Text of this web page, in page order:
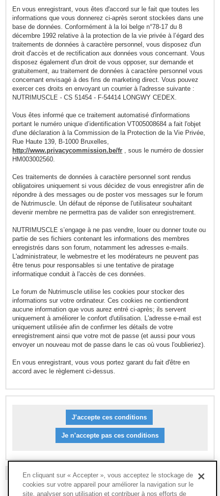
En vous enregistrant, vous êtes d'accord sur le fait que toutes les
informations que vous donnerez ci-après seront stockées dans une
base de données. Conformément à la loi belge n°78-17 du 8
décembre 1992 relative à la protection de la vie privée à l’égard des
traitements de données à caractère personnel, vous disposez d'un
droit d'accès et de rectification aux données vous concernant. Vous
disposez également d'un droit de vous opposer, sur demande et
gratuitement, au traitement de données à caractère personnel vous
concernant envisagé à des fins de marketing direct. Vous pouvez
exercer ces droits en envoyant un courrier à l'adresse suivante :
NUTRIMUSCLE - CS 51454 - F-54414 LONGWY CEDEX.
Vous êtes informé que ce traitement automatisé d'informations
portant le numéro unique d’identification VT005008684 a fait l'objet
d'une déclaration à la Commission de la Protection de la Vie Privée,
Rue Haute 139, B-1000 Bruxelles,
http://www.privacycommission.be/fr , sous le numéro de dossier
HM003002560.
Ces traitements de données à caractère personnel sont rendus
obligatoires uniquement si vous décidez de vous enregistrer afin de
répondre à des messages ou de poster vos messages sur le forum
de Nutrimuscle. Un défaut de réponse de l'utilisateur souhaitant
devenir membre ne permettra pas de valider son enregistrement.
NUTRIMUSCLE s’engage à ne pas vendre, louer ou donner toute ou
partie de ses fichiers contenant les informations des membres
enregistrés dans son forum, notamment les adresses e-mails.
L'administrateur, le webmestre et les modérateurs ne peuvent pas
être tenus pour responsables si une tentative de piratage
informatique conduit à l'accès de ces données.
Le forum de Nutrimuscle utilise les cookies pour stocker des
informations sur votre ordinateur. Ces cookies ne contiendront
aucune information que vous aurez entré ci-après; ils servent
uniquement à améliorer le confort d'utilisation. L'adresse e-mail est
uniquement utilisée afin de confirmer les détails de votre
enregistrement ainsi que votre mot de passe (et aussi pour vous
envoyer un nouveau mot de passe dans le cas où vous l'oublieriez).
En vous enregistrant, vous vous portez garant du fait d'être en
accord avec le règlement ci-dessus.
L’ÉQUIPE DU FORUM-SUPPRIMER LES COOKIES DU FORUM- FAQ
En cliquant sur « Accepter », vous acceptez le stockage de
cookies sur votre appareil pour améliorer la navigation sur le
site, analyser son utilisation et contribuer à nos efforts de